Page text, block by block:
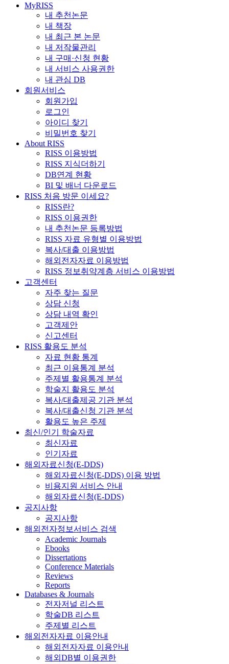
MyRISS
내 추천논문
내 책장
내 최근 본 논문
내 저작물관리
내 구매·신청 현황
내 서비스 사용권한
내 관심 DB
회원서비스
회원가입
로그인
아이디 찾기
비밀번호 찾기
About RISS
RISS 이용방법
RISS 지식더하기
DB연계 현황
BI 및 배너 다운로드
RISS 처음 방문 이세요?
RISS란?
RISS 이용권한
내 추천논문 등록방법
RISS 자료 유형별 이용방법
복사/대출 이용방법
해외전자자료 이용방법
RISS 정보취약계층 서비스 이용방법
고객센터
자주 찾는 질문
상담 신청
상담 내역 확인
고객제안
신고센터
RISS 활용도 분석
자료 현황 통계
최근 이용통계 분석
주제별 활용통계 분석
학술지 활용도 분석
복사/대출제공 기관 분석
복사/대출신청 기관 분석
활용도 높은 주제
최신/인기 학술자료
최신자료
인기자료
해외자료신청(E-DDS)
해외자료신청(E-DDS) 이용 방법
비용지원 서비스 안내
해외자료신청(E-DDS)
공지사항
공지사항
해외전자정보서비스 검색
Academic Journals
Ebooks
Dissertations
Conference Materials
Reviews
Reports
Databases & Journals
전자저널 리스트
학술DB 리스트
주제별 리스트
해외전자자료 이용안내
해외전자자료 이용안내
해외DB별 이용권한